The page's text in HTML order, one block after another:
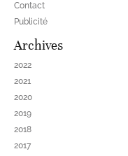
Contact
Publicité
Archives
2022
2021
2020
2019
2018
2017